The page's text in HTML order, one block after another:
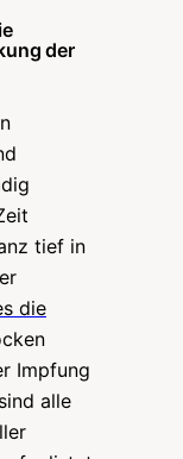
der
tief in
die
Impfung
alle